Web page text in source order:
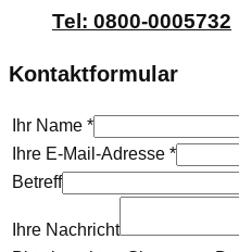
Tel: 0800-0005732
Kontaktformular
Ihr Name *
Ihre E-Mail-Adresse *
Betreff
Ihre Nachricht